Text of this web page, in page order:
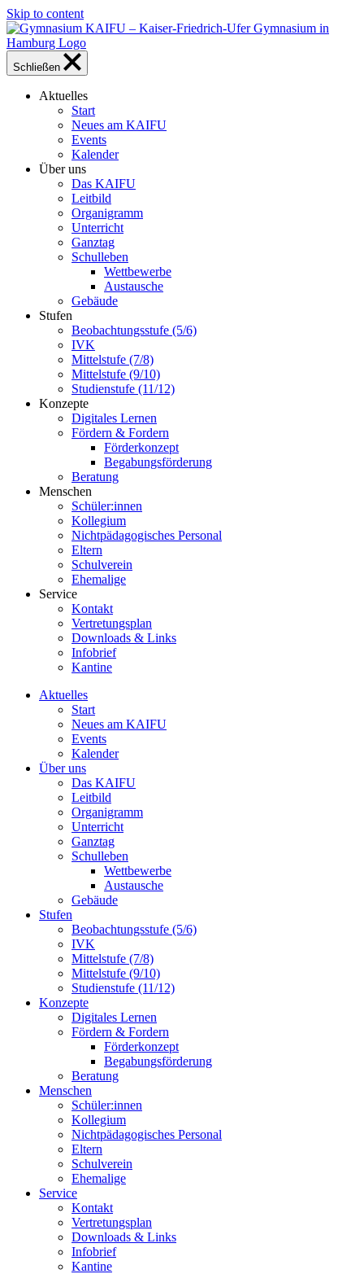
Skip to content
Schließen
Aktuelles
Start
Neues am KAIFU
Events
Kalender
Über uns
Das KAIFU
Leitbild
Organigramm
Unterricht
Ganztag
Schulleben
Wettbewerbe
Austausche
Gebäude
Stufen
Beobachtungsstufe (5/6)
IVK
Mittelstufe (7/8)
Mittelstufe (9/10)
Studienstufe (11/12)
Konzepte
Digitales Lernen
Fördern & Fordern
Förderkonzept
Begabungsförderung
Beratung
Menschen
Schüler:innen
Kollegium
Nichtpädagogisches Personal
Eltern
Schulverein
Ehemalige
Service
Kontakt
Vertretungsplan
Downloads & Links
Infobrief
Kantine
Aktuelles
Start
Neues am KAIFU
Events
Kalender
Über uns
Das KAIFU
Leitbild
Organigramm
Unterricht
Ganztag
Schulleben
Wettbewerbe
Austausche
Gebäude
Stufen
Beobachtungsstufe (5/6)
IVK
Mittelstufe (7/8)
Mittelstufe (9/10)
Studienstufe (11/12)
Konzepte
Digitales Lernen
Fördern & Fordern
Förderkonzept
Begabungsförderung
Beratung
Menschen
Schüler:innen
Kollegium
Nichtpädagogisches Personal
Eltern
Schulverein
Ehemalige
Service
Kontakt
Vertretungsplan
Downloads & Links
Infobrief
Kantine